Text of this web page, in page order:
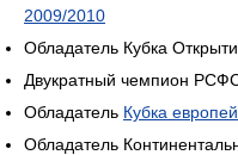
2009/2010
Обладатель Кубка
Двукратный чемпион
Обладатель Кубка
Обладатель